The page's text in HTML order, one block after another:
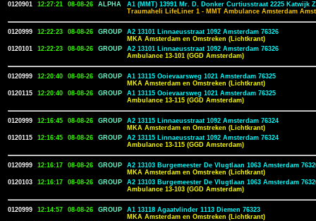
0120901 12:27:21 08-08-26 ALPHA
A1 (MMT) 13991 Mr. D. Donker Curtiusstraat 2225 Katwijk
Traumaheli LifeLiner 1 - MMT Ambulance Amsterdam
0120999 12:22:23 08-08-26 GROUP
A2 13101 Linnaeusstraat 1092 Amsterdam 76326
MKA Amsterdam en Omstreken (Lichtkrant)
0120101
12:22:23 08-08-26 GROUP
A2 13101 Linnaeusstraat 1092 Amsterdam 76326
Ambulance 13-101 (GGD Amsterdam)
0120999 12:20:40 08-08-26 GROUP
A1 13115 Ooievaarsweg 1021 Amsterdam 76325
MKA Amsterdam en Omstreken (Lichtkrant)
0120115
12:20:40 08-08-26 GROUP
A1 13115 Ooievaarsweg 1021 Amsterdam 76325
Ambulance 13-115 (GGD Amsterdam)
0120999 12:16:45 08-08-26 GROUP
A2 13115 Linnaeusstraat 1092 Amsterdam 76324
MKA Amsterdam en Omstreken (Lichtkrant)
0120115
12:16:45 08-08-26 GROUP
A2 13115 Linnaeusstraat 1092 Amsterdam 76324
Ambulance 13-115 (GGD Amsterdam)
0120999 12:16:17 08-08-26 GROUP
A2 13103 Burgemeester De Vlugtlaan 1063 Amsterdam
MKA Amsterdam en Omstreken (Lichtkrant)
0120103
12:16:17 08-08-26 GROUP
A2 13103 Burgemeester De Vlugtlaan 1063 Amsterdam
Ambulance 13-103 (GGD Amsterdam)
0120999 12:14:57 08-08-26 GROUP
A1 13118 Agaatvlinder 1113 Diemen 76323
MKA Amsterdam en Omstreken (Lichtkrant)